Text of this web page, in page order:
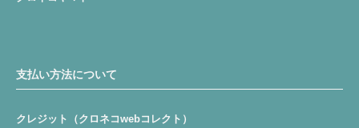
支払い方法について
クレジット（クロネコwebコレクト）